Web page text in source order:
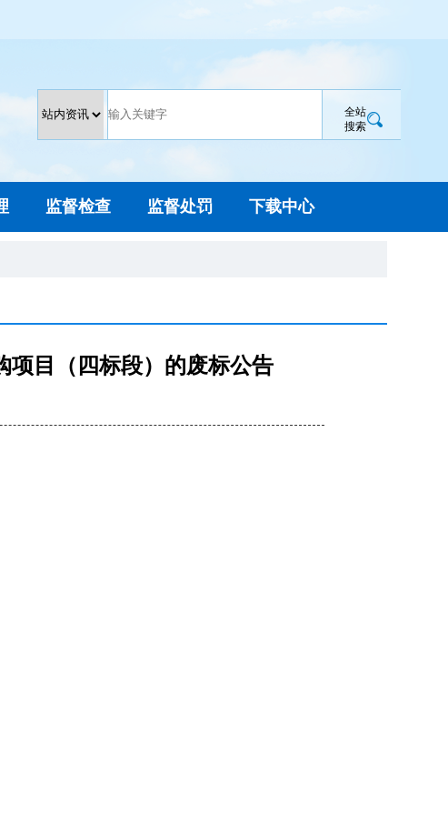
全站
搜索
监督检查 监督处罚 下载中心
项目（四标段）的废标公告